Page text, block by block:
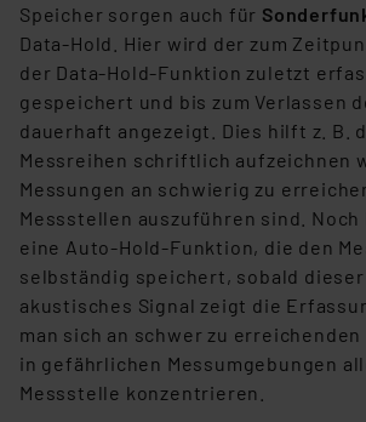
Cookies nach Zweck und Anbieter ist
den Button „Ablehnen oder
können die Verwendung nicht
ablehnen oder ihr ganz oder teilweise
erteilte Zustimmung können Sie
Link „Cookie Einstellungen“ anpassen
Die Rechtmäßigkeit der Speicherung,
Weiterverarbeitung dieser Daten zur
Analyse bis zum Zeitpunkt des
unberührt. Ihre Browser-Einstellungen
führen, dass die Einstellungen nicht
gespeichert werden und dieses
angezeigt wird.
Speicher sorgen auch für
Data-Hold. Hier wird der zum
der Data-Hold-Funktion zuletzt
gespeichert und bis zum Verlassen
dauerhaft angezeigt. Dies hilft z. B.
Messreihen schriftlich aufzeichnen
Messungen an schwierig zu
Messstellen auszuführen sind.
eine Auto-Hold-Funktion, die den
selbständig speichert, sobald
akustisches Signal zeigt die
man sich an schwer zu
in gefährlichen Messumgebungen
Messstelle konzentrieren.